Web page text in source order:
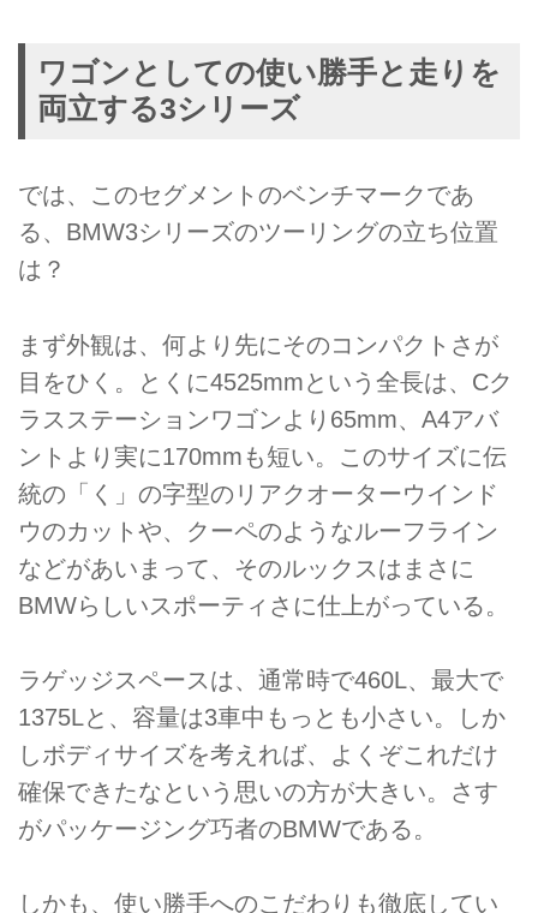
ワゴンとしての使い勝手と走りを
両立する3シリーズ
では、このセグメントのベンチマークであ
る、BMW3シリーズのツーリングの立ち位置
は？
まず外観は、何より先にそのコンパクトさが
目をひく。とくに4525mmという全長は、Cク
ラスステーションワゴンより65mm、A4アバ
ントより実に170mmも短い。このサイズに伝
統の「く」の字型のリアクオーターウインド
ウのカットや、クーペのようなルーフライン
などがあいまって、そのルックスはまさに
BMWらしいスポーティさに仕上がっている。
ラゲッジスペースは、通常時で460L、最大で
1375Lと、容量は3車中もっとも小さい。しか
しボディサイズを考えれば、よくぞこれだけ
確保できたなという思いの方が大きい。さす
がパッケージング巧者のBMWである。
しかも、使い勝手へのこだわりも徹底してい